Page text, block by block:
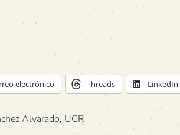
electrónico Threads LinkedIn
Alvarado, UCR